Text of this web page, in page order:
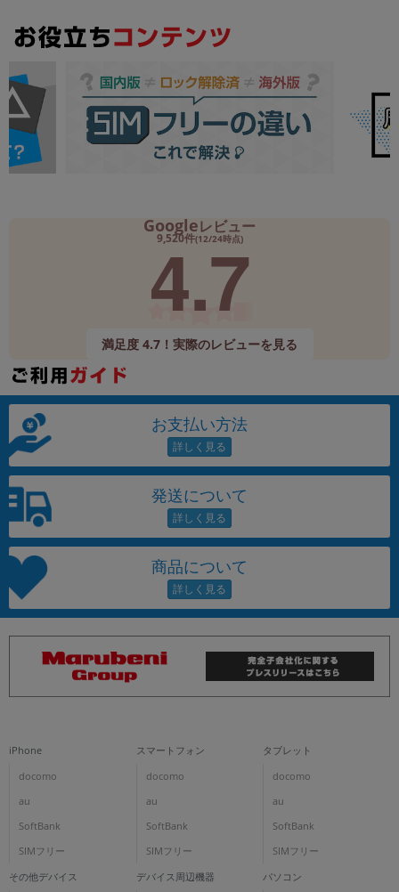
Googleレビュー
9,520件(12/24時点)
4.7
満足度 4.7！実際のレビューを見る
お支払い方法
発送について
商品について
iPhone
docomo
au
SoftBank
SIMフリー
スマートフォン
docomo
au
SoftBank
SIMフリー
タブレット
docomo
au
SoftBank
SIMフリー
その他デバイス デバイス周辺機器 パソコン